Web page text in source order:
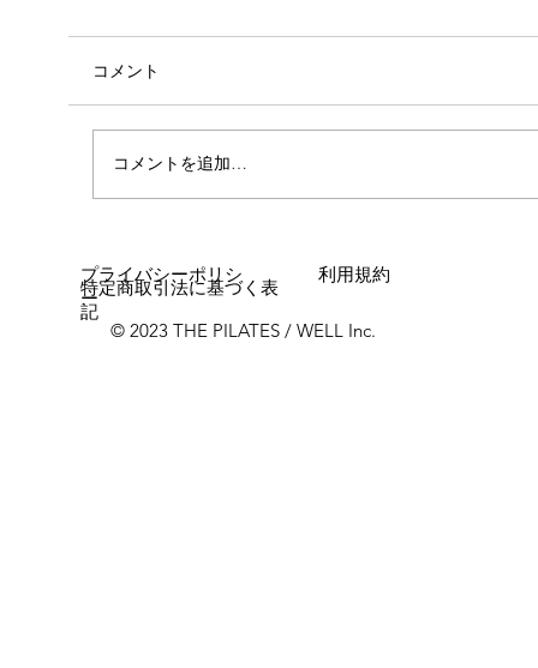
外腿の張り感
コメント
コメントを追加…
© 2023 THE PILATES / WELL Inc.
プライバシーポリシ
ー
利用規約
特定商取引法に基づく表
記